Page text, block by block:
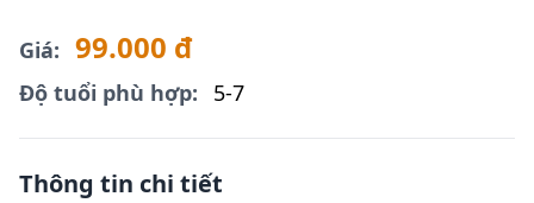
Giá: 99.000 đ
Độ tuổi phù hợp: 5-7
Thông tin chi tiết